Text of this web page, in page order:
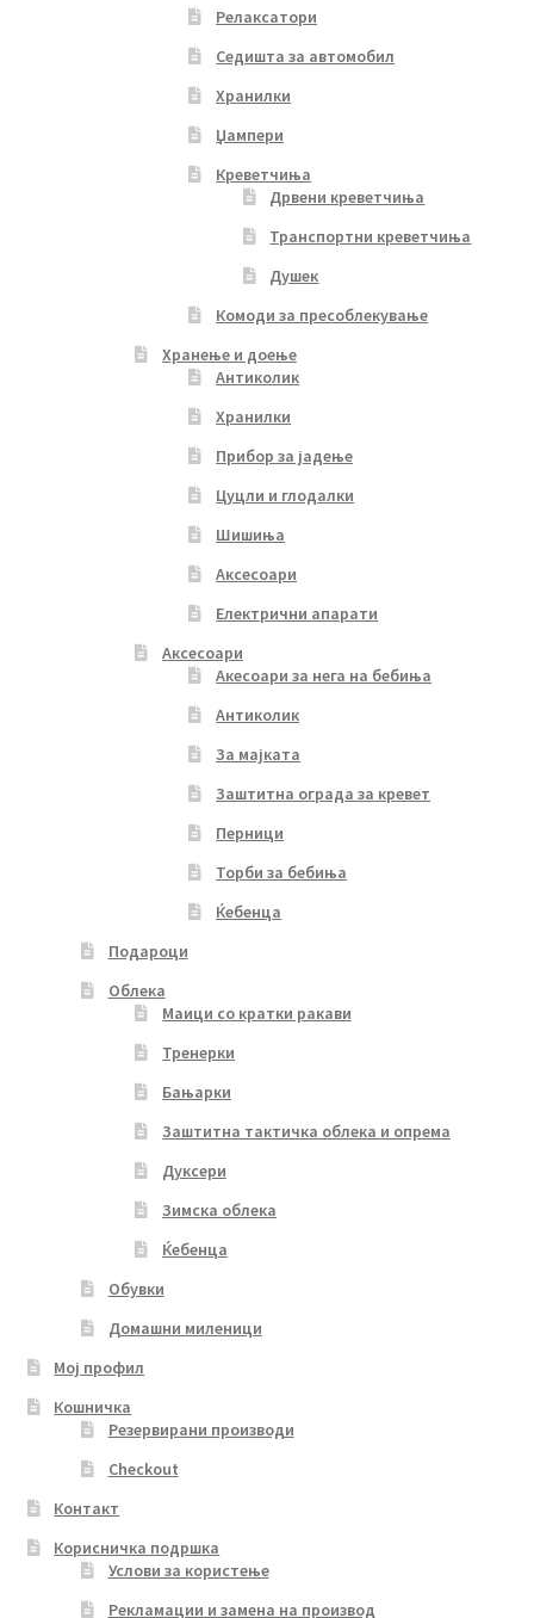
Релаксатори
Седишта за автомобил
Хранилки
Џампери
Креветчиња
Дрвени креветчиња
Транспортни креветчиња
Душек
Комоди за пресоблекување
Хранење и доење
Антиколик
Хранилки
Прибор за јадење
Цуцли и глодалки
Шишиња
Аксесоари
Електрични апарати
Аксесоари
Акесоари за нега на бебиња
Антиколик
За мајката
Заштитна ограда за кревет
Перници
Торби за бебиња
Ќебенца
Подароци
Облека
Маици со кратки ракави
Тренерки
Бањарки
Заштитна тактичка облека и опрема
Дуксери
Зимска облека
Ќебенца
Обувки
Домашни миленици
Мој профил
Кошничка
Резервирани производи
Checkout
Контакт
Корисничка подршка
Услови за користење
Рекламации и замена на производ